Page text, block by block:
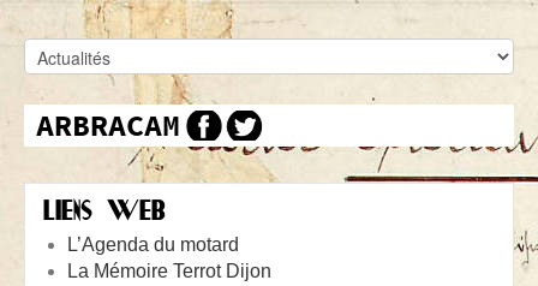
LIENS WEB
L’Agenda du motard
La Mémoire Terrot Dijon